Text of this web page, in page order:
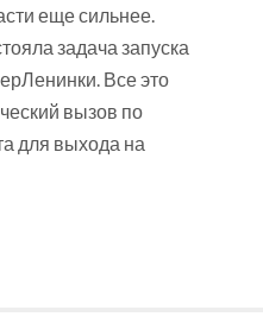
еще сильнее.
задача запуска
Все это
вызов по
для выхода на